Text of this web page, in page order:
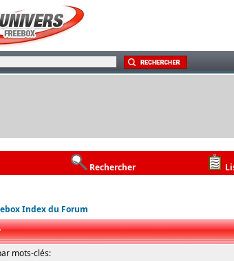
Rechercher
Index du Forum
mots-clés: